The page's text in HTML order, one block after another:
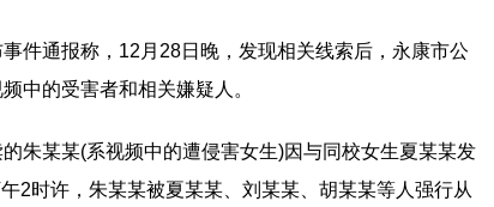
件通报称，12月28日晚，发现相关线索后，永康市公
中的受害者和相关嫌疑人。
朱某某(系视频中的遭侵害女生)因与同校女生夏某某发
2时许，朱某某被夏某某、刘某某、胡某某等人强行从